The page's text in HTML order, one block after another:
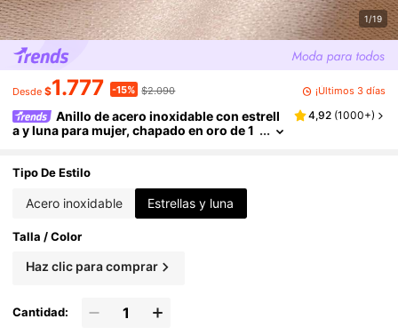
1/19
Desde $1.777 -15% $2.090 ¡Últimos 3 días
Anillo de acero inoxidable con estrell
a y luna para mujer, chapado en oro de 1
or dorado, regalo de Navidad para mamá/mej
4,92 (1000+)
Tipo De Estilo
Acero inoxidable Estrellas y luna
Talla / Color
Haz clic para comprar
Cantidad: